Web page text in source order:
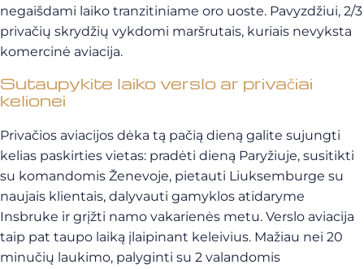
negaišdami laiko tranzitiniame oro uoste. Pavyzdžiui, 2/3
privačių skrydžių vykdomi maršrutais, kuriais nevyksta
komercinė aviacija.
Sutaupykite laiko verslo ar privačiai
kelionei
Privačios aviacijos dėka tą pačią dieną galite sujungti
kelias paskirties vietas: pradėti dieną Paryžiuje, susitikti
su komandomis Ženevoje, pietauti Liuksemburge su
naujais klientais, dalyvauti gamyklos atidaryme
Insbruke ir grįžti namo vakarienės metu. Verslo aviacija
taip pat taupo laiką įlaipinant keleivius. Mažiau nei 20
minučių laukimo, palyginti su 2 valandomis